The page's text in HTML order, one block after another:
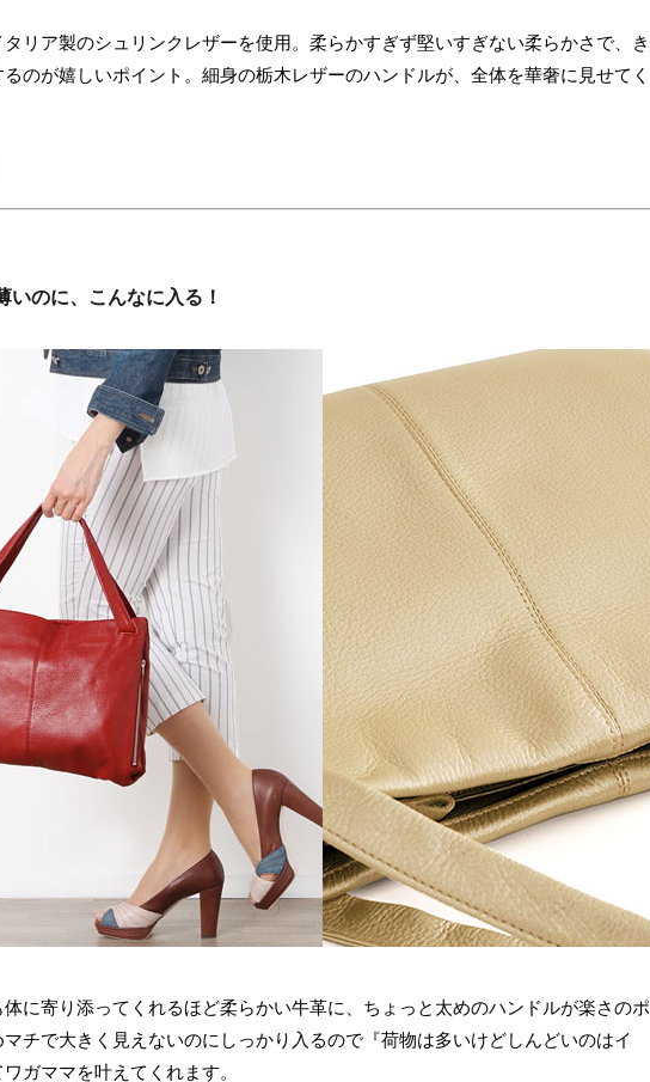
リア製のシュリンクレザーを使用。柔らかすぎず堅いすぎない柔らかさで、き
のが嬉しいポイント。細身の栃木レザーのハンドルが、全体を華奢に見せてく
いのに、こんなに入る！
に寄り添ってくれるほど柔らかい牛革に、ちょっと太めのハンドルが楽さのポ
チで大きく見えないのにしっかり入るので『荷物は多いけどしんどいのはイ
ガママを叶えてくれます。